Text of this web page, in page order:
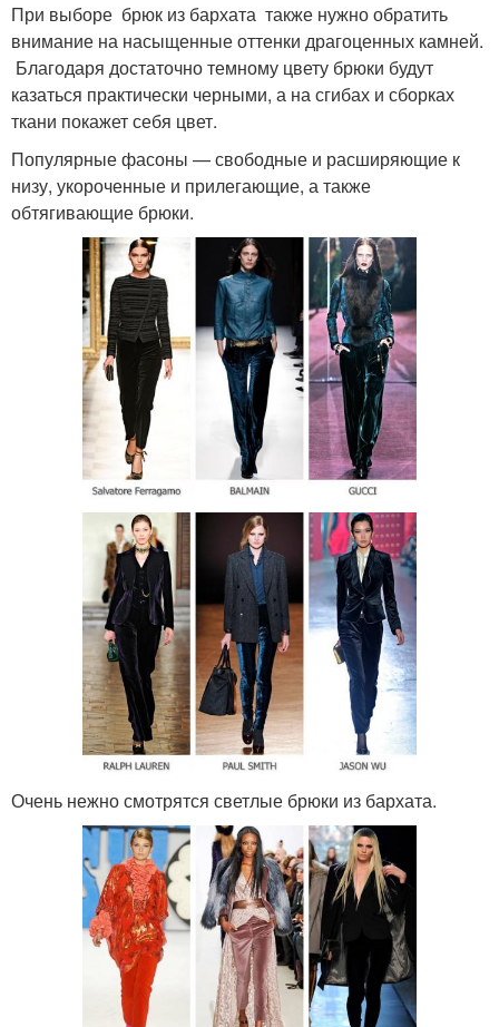
При выборе брюк из бархата также нужно обратить
внимание на насыщенные оттенки драгоценных камней.
Благодаря достаточно темному цвету брюки будут
казаться практически черными, а на сгибах и сборках
ткани покажет себя цвет.
Популярные фасоны — свободные и расширяющие к
низу, укороченные и прилегающие, а также
обтягивающие брюки.
Очень нежно смотрятся светлые брюки из бархата.